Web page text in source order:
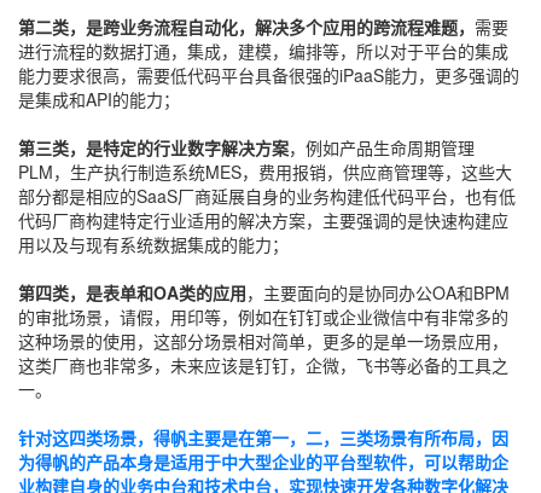
第二类，是跨业务流程自动化，解决多个应用的跨流程难题， 需要
进行流程的数据打通，集成，建模，编排等，所以对于平台的集成
能力要求很高，需要低代码平台具备很强的iPaaS能力，更多强调的
是集成和API的能力；
第三类，是特定的行业数字解决方案，例如产品生命周期管理
PLM，生产执行制造系统MES，费用报销，供应商管理等，这些大
部分都是相应的SaaS厂商延展自身的业务构建低代码平台，也有低
代码厂商构建特定行业适用的解决方案，主要强调的是快速构建应
用以及与现有系统数据集成的能力；
第四类，是表单和OA类的应用，主要面向的是协同办公OA和BPM
的审批场景，请假，用印等，例如在钉钉或企业微信中有非常多的
这种场景的使用，这部分场景相对简单，更多的是单一场景应用，
这类厂商也非常多，未来应该是钉钉，企微，飞书等必备的工具之
一。
针对这四类场景，得帆主要是在第一，二，三类场景有所布局，因
为得帆的产品本身是适用于中大型企业的平台型软件，可以帮助企
业构建自身的业务中台和技术中台，实现快速开发各种数字化解决